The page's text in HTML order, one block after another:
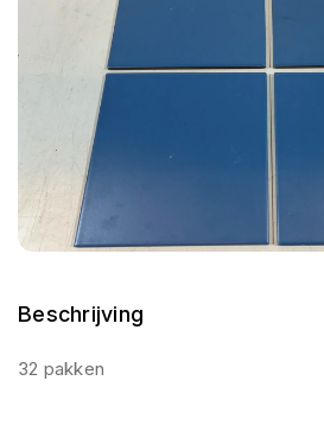
Beschrijving
32 pakken